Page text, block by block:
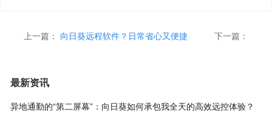
上一篇： 向日葵远程软件？日常省心又便捷 下一篇：
最新资讯
异地通勤的“第二屏幕”：向日葵如何承包我全天的高效远控体验？